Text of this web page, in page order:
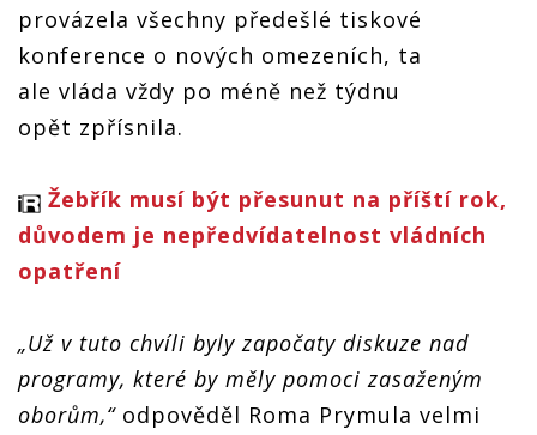
provázela všechny předešlé tiskové
konference o nových omezeních, ta
ale vláda vždy po méně než týdnu
opět zpřísnila.
Žebřík musí být přesunut na příští rok,
důvodem je nepředvídatelnost vládních
opatření
„Už v tuto chvíli byly započaty diskuze nad
programy, které by měly pomoci zasaženým
oborům,“ odpověděl Roma Prymula velmi